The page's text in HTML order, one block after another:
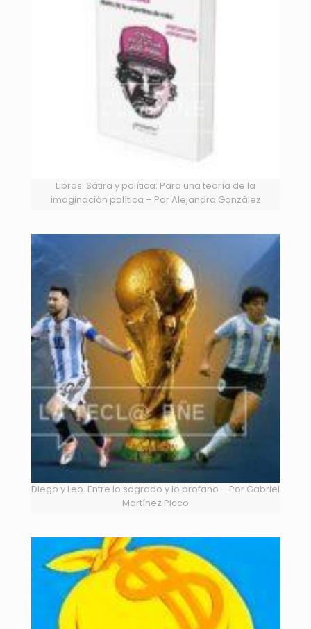
Libros: Sátira y política: Para una teoría de la
imaginación política – Por Alejandra González
Diego y Leo. Entre lo sagrado y lo profano – Por Gabriel
Martínez Picco